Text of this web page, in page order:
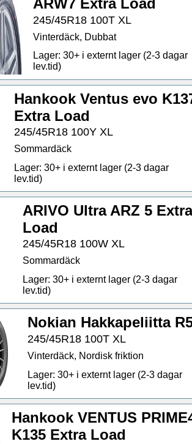
ARW7 Extra Load
245/45R18 100T XL
Vinterdäck, Dubbat
Lager: 30+ i externt lager (2-3 dagar
lev.tid)
Hankook Ventus evo
Extra Load
245/45R18 100Y XL
Sommardäck
Lager: 30+ i externt lager (2-3 dagar
lev.tid)
ARIVO Ultra ARZ 5 Extra
Load
245/45R18 100W XL
Sommardäck
Lager: 30+ i externt lager (2-3 dagar
lev.tid)
Nokian Hakkapeliitta
245/45R18 100T XL
Vinterdäck, Nordisk friktion
Lager: 30+ i externt lager (2-3 dagar
lev.tid)
Hankook VENTUS
K135 Extra Load